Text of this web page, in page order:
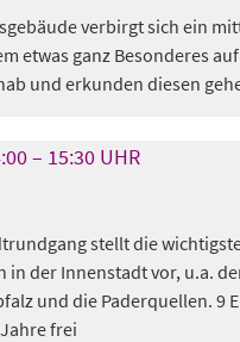
verbirgt sich ein
etwas ganz Besonderes
und erkunden diesen
15:30UHR
stellt die
in der Innenstadt vor, u.a.
und die Paderquellen. 9
frei